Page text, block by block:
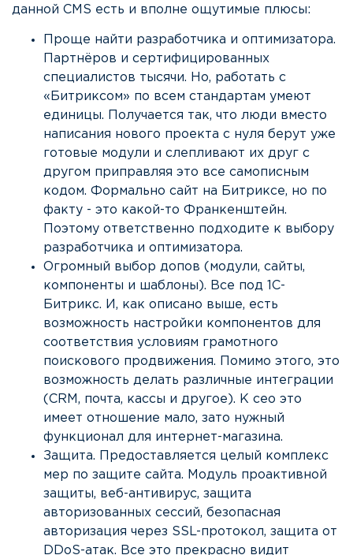
данной CMS есть и вполне ощутимые плюсы:
Проще найти разработчика и оптимизатора.
Партнёров и сертифицированных
специалистов тысячи. Но, работать с
«Битриксом» по всем стандартам умеют
единицы. Получается так, что люди вместо
написания нового проекта с нуля берут уже
готовые модули и слепливают их друг с
другом приправляя это все самописным
кодом. Формально сайт на Битриксе, но по
факту - это какой-то Франкенштейн.
Поэтому ответственно подходите к выбору
разработчика и оптимизатора.
Огромный выбор допов (модули, сайты,
компоненты и шаблоны). Все под 1С-
Битрикс. И, как описано выше, есть
возможность настройки компонентов для
соответствия условиям грамотного
поискового продвижения. Помимо этого, это
возможность делать различные интеграции
(CRM, почта, кассы и другое). К сео это
имеет отношение мало, зато нужный
функционал для интернет-магазина.
Защита. Предоставляется целый комплекс
мер по защите сайта. Модуль проактивной
защиты, веб-антивирус, защита
авторизованных сессий, безопасная
авторизация через SSL-протокол, защита от
DDoS-атак. Все это прекрасно видит